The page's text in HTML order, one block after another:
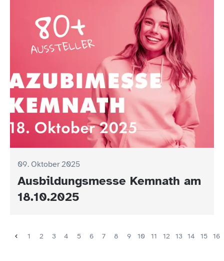
09. Oktober 2025
Ausbildungsmesse Kemnath am
18.10.2025
1 2 3 4 5 6 7 8 9 10 11 12 13 14 15 16